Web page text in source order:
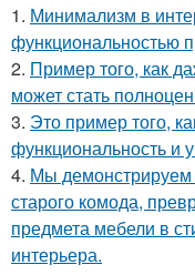
1. Минимализм в
функциональностью
2. Пример того, как
может стать
3. Это пример того,
функциональность и
4. Мы
старого комода,
предмета мебели в
интерьера.